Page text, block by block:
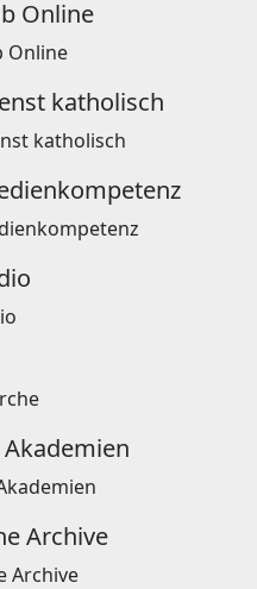
Online
katholisch
Archive